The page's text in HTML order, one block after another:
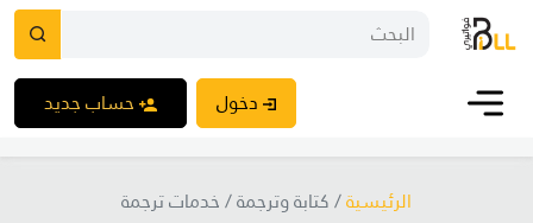
دخول حساب جديد
الرئيسية/كتابة وترجمة / خدمات ترجمة